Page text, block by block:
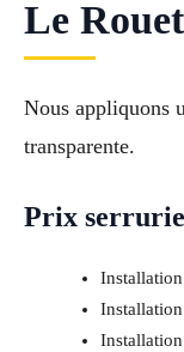
Le
Nous appliquons
transparente.
Prix